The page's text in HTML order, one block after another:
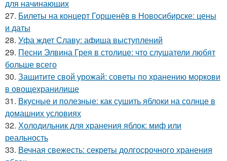
для начинающих
27. Билеты на концерт Горшенёв в Новосибирске: цены
и даты
28. Уфа ждет Славу: афиша выступлений
29. Песни Элвина Грея в столице: что слушатели любят
больше всего
30. Защитите свой урожай: советы по хранению моркови
в овощехранилище
31. Вкусные и полезные: как сушить яблоки на солнце в
домашних условиях
32. Холодильник для хранения яблок: миф или
реальность
33. Вечная свежесть: секреты долгосрочного хранения